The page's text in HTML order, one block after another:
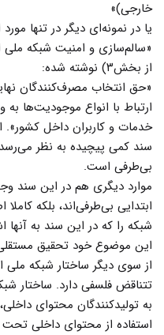
خارجی)»
یا در نمونه‌ای دیگر در تنها
از بخش۳) نوشته شده:
«حق انتخاب مصرف‌کنندگان
ارتباط با انواع موجودیت‌ها
خدمات و کاربران داخل کشور».
سند کمی پیچیده به نظر
بی‌طرفی است.
موارد دیگری هم در این سند
ابتدایی بی‌طرفی‌اند، بلکه
شبکه را که در این سند به
این موضوع خود تحقیق
از سوی دیگر ساختار شبکه ملی
تتناقض فلسفی دارد. ساختار
به تولیدکنندگان محتوای
استفاده از محتوای داخلی